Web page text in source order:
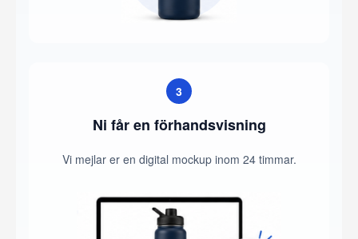
3
Ni får en förhandsvisning
Vi mejlar er en digital mockup inom 24 timmar.